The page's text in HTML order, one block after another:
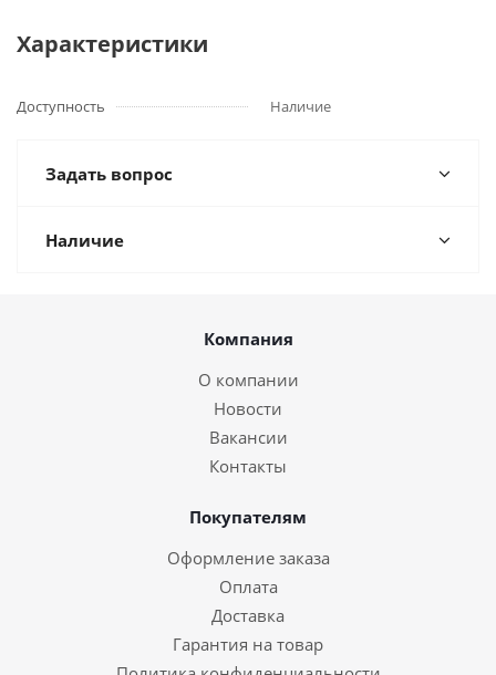
Характеристики
Доступность Наличие
Задать вопрос
Наличие
Компания
О компании
Новости
Вакансии
Контакты
Покупателям
Оформление заказа
Оплата
Доставка
Гарантия на товар